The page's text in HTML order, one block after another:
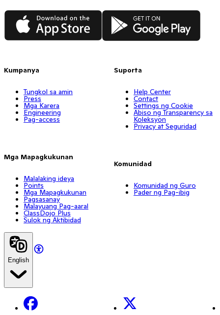
App Store Google Play
Kumpanya
Tungkol sa amin
Press
Mga Karera
Engineering
Pag-access
Mga Mapagkukunan
Malalaking ideya
Points
Mga Mapagkukunan
Pagsasanay
Malayuang Pag-aaral
ClassDojo Plus
Sulok ng Aktibidad
Suporta
Help Center
Contact
Settings ng Cookie
Abiso ng Transparency sa
Koleksyon
Privacy at Seguridad
Komunidad
Komunidad ng Guro
Pader ng Pag-ibig
English
Facebook X